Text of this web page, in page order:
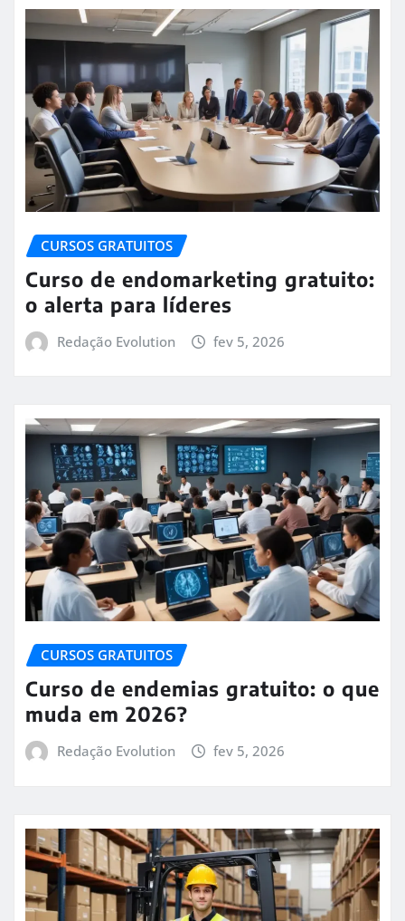
CURSOS GRATUITOS
Curso de endomarketing gratuito:
o alerta para líderes
Redação Evolution fev 5, 2026
CURSOS GRATUITOS
Curso de endemias gratuito: o que
muda em 2026?
Redação Evolution fev 5, 2026